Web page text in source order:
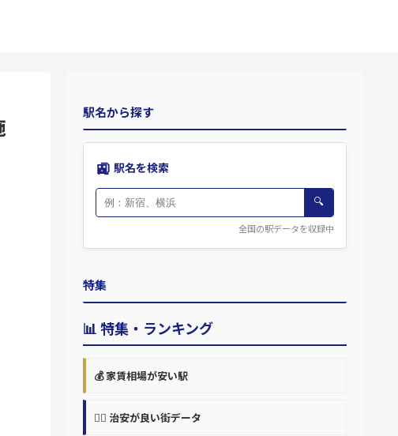
駅名から探す
🚉 駅名を検索
🔍
全国の駅データを収録中
特集
📊 特集・ランキング
💰 家賃相場が安い駅
👮‍♀️ 治安が良い街データ